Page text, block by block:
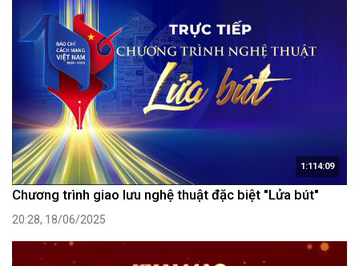
1:114:09
Chương trình giao lưu nghệ thuật đặc biệt "Lửa bút"
20:28, 18/06/2025